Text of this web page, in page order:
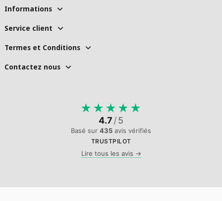
Informations
Service client
Termes et Conditions
Contactez nous
★ ★ ★ ★ ★
4.7/5
Basé sur 435 avis vérifiés
TRUSTPILOT
Lire tous les avis →